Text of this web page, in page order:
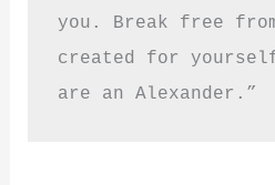
you. Break free
created for
are an Alexander.”